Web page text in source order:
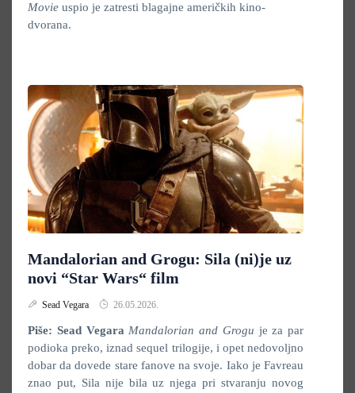
Movie uspio je zatresti blagajne američkih kino-
dvorana.
Mandalorian and Grogu: Sila (ni)je uz
novi “Star Wars“ film
Sead Vegara 26.05.2026.
Piše: Sead Vegara Mandalorian and Grogu je za par
podioka preko, iznad sequel trilogije, i opet nedovoljno
dobar da dovede stare fanove na svoje. Iako je Favreau
znao put, Sila nije bila uz njega pri stvaranju novog